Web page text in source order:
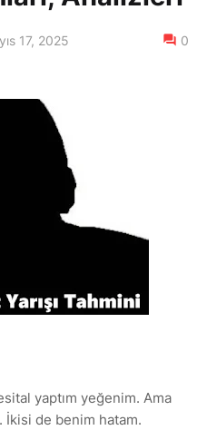
17, 2025 0
yaptım yeğenim. Ama
İkisi de benim hatam.